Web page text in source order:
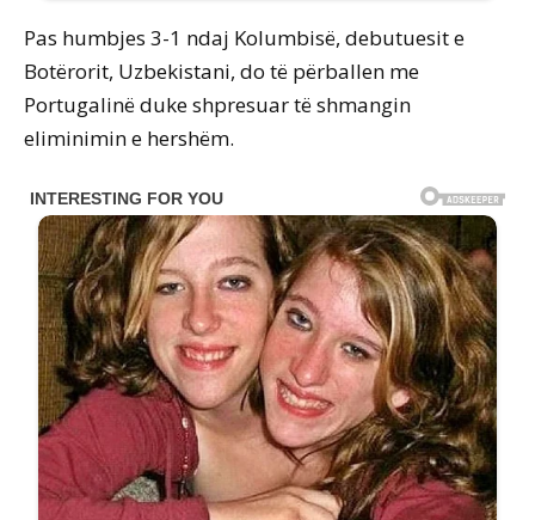
Pas humbjes 3-1 ndaj Kolumbisë, debutuesit e
Botërorit, Uzbekistani, do të përballen me
Portugalinë duke shpresuar të shmangin
eliminimin e hershëm.